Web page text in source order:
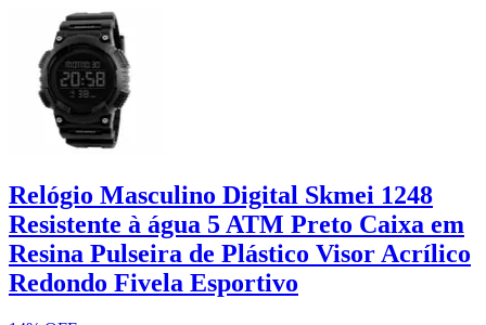
Relógio Masculino Digital Skmei 1248
Resistente à água 5 ATM Preto Caixa em
Resina Pulseira de Plástico Visor Acrílico
Redondo Fivela Esportivo